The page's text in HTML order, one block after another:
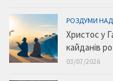
РОЗДУМИ НАД
Христос у
кайданів
03/07/2026